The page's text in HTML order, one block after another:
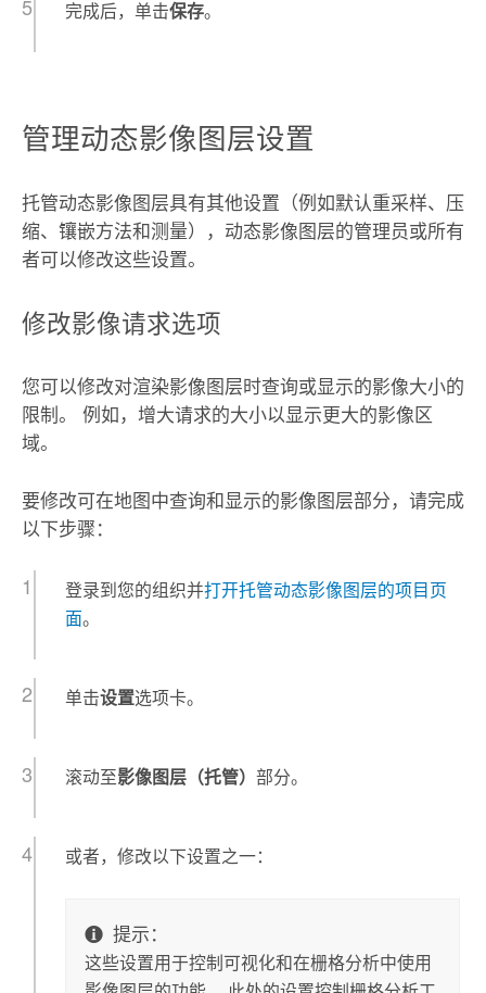
完成后，单击保存。
管理动态影像图层设置
托管动态影像图层具有其他设置（例如默认重采样、压
缩、镶嵌方法和测量），动态影像图层的管理员或所有
者可以修改这些设置。
修改影像请求选项
您可以修改对渲染影像图层时查询或显示的影像大小的
限制。 例如，增大请求的大小以显示更大的影像区
域。
要修改可在地图中查询和显示的影像图层部分，请完成
以下步骤：
登录到您的组织并打开托管动态影像图层的项目页
面。
单击设置选项卡。
滚动至影像图层（托管） 部分。
或者，修改以下设置之一：
提示：
这些设置用于控制可视化和在栅格分析中使用